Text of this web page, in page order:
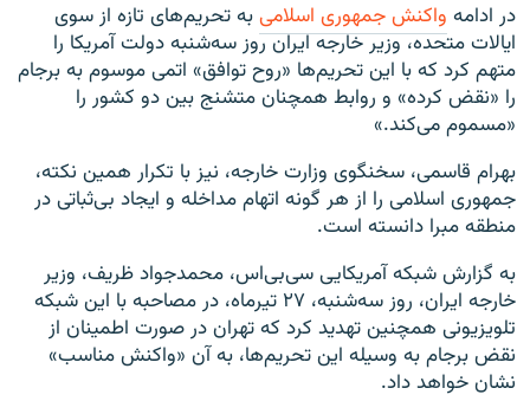
در ادامه واکنش جمهوری اسلامیبه تحریم‌های تازه از سوی
ایالات متحده، وزیر خارجه ایران روز سه‌شنبه دولت آمریکا را
متهم کرد که با این تحریم‌ها «روح توافق» اتمی موسوم به برجام
را «نقض کرده» و روابط همچنان متشنج بین دو کشور را
«مسموم می‌کند.»
بهرام قاسمی، سخنگوی وزارت خارجه، نیز با تکرار همین نکته،
جمهوری اسلامی را از هر گونه اتهام مداخله و ایجاد بی‌ثباتی در
منطقه مبرا دانسته است.
به گزارش شبکه آمریکایی سی‌بی‌اس، محمدجواد ظریف‌، وزیر
خارجه ایران، روز سه‌شنبه، ۲۷ تیرماه، در مصاحبه با این شبکه
تلویزیونی همچنین تهدید کرد که تهران در صورت اطمینان از
نقض برجام به وسیله این تحریم‌ها، به آن «واکنش مناسب»
نشان خواهد داد.